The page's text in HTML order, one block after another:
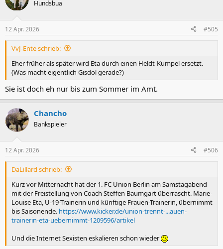
i
e
n
Hundsbua
12 Apr. 2026 #505
VvJ-Ente schrieb:
Eher früher als später wird Eta durch einen Heldt-Kumpel ersetzt.
(Was macht eigentlich Gisdol gerade?)
Sie ist doch eh nur bis zum Sommer im Amt.
Chancho
Bankspieler
12 Apr. 2026 #506
DaLillard schrieb:
Kurz vor Mitternacht hat der 1. FC Union Berlin am Samstagabend
mit der Freistellung von Coach Steffen Baumgart überrascht. Marie-
Louise Eta, U-19-Trainerin und künftige Frauen-Trainerin, übernimmt
bis Saisonende. https://www.kicker.de/union-trennt-...auen-
trainerin-eta-uebernimmt-1209596/artikel
Und die Internet Sexisten eskalieren schon wieder